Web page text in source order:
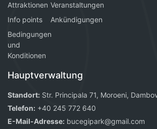
Attraktionen Veranstaltungen
Info points
Ankündigungen
Bedingungen
und
Konditionen
Hauptverwaltung
Standort: Str. Principala 71, Moroeni,
Telefon: +40 245 772 640
E-Mail-Adresse: bucegipark@gmail.com